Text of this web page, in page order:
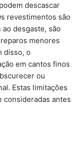
descascar
revestimentos são
desgaste, são
menores
disso, o
em cantos finos
ou
Estas limitações
consideradas antes